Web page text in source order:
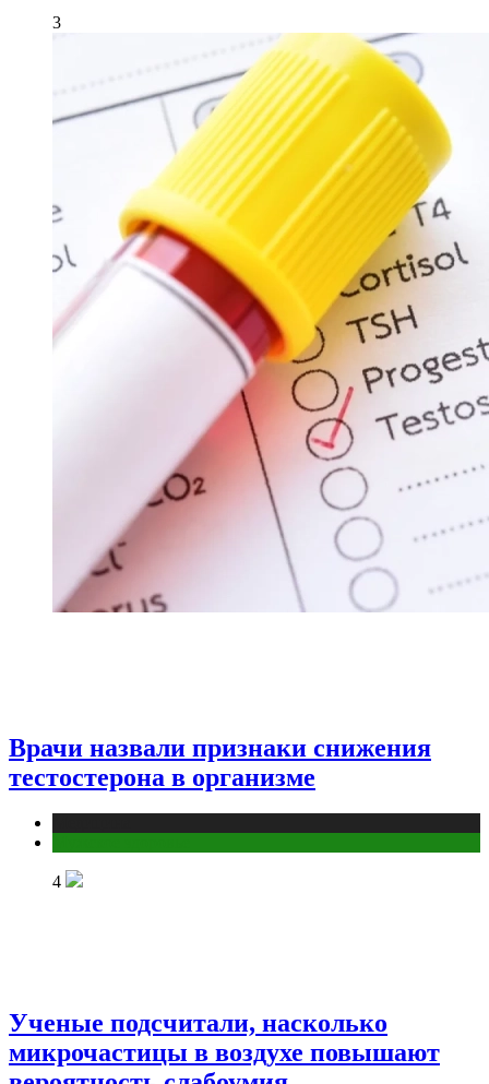
3
Врачи назвали признаки снижения
тестостерона в организме
4
Ученые подсчитали, насколько
микрочастицы в воздухе повышают